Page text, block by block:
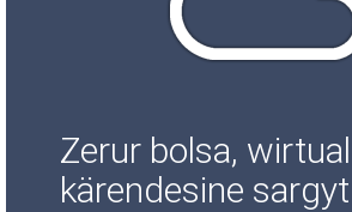
Zerur bolsa,
kärendesine